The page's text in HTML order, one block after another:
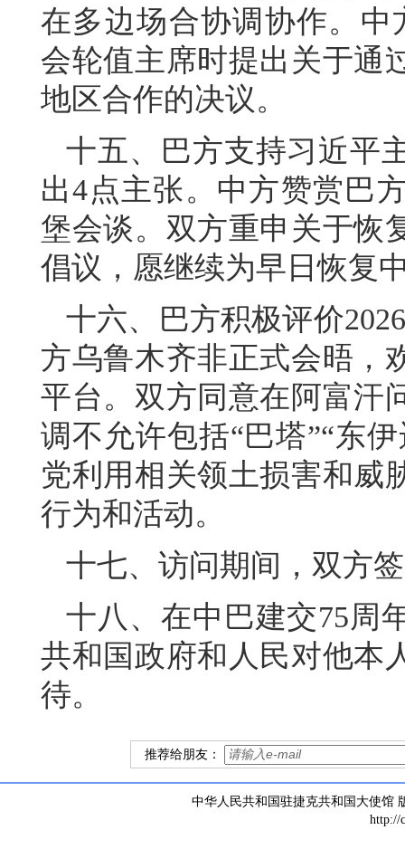
在多边场合协调协作。中
会轮值主席时提出关于通
地区合作的决议。
十五、巴方支持习近平
出4点主张。中方赞赏巴
堡会谈。双方重申关于恢
倡议，愿继续为早日恢复
十六、巴方积极评价
方乌鲁木齐非正式会晤，
平台。双方同意在阿富汗
调不允许包括“巴塔”“东
党利用相关领土损害和威
行为和活动。
十七、访问期间，双方
十八、在中巴建交75周
共和国政府和人民对他本
待。
推荐给朋友：
中华人民共和国驻捷克共和国大使馆
http://